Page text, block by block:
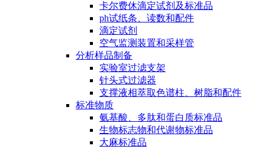
卡尔费休滴定试剂及标准品
ph试纸条、读数和配件
滴定试剂
空气监测装置和采样管
分析样品制备
实验室过滤支架
针头式过滤器
支撑液相萃取色谱柱、树脂和配件
标准物质
氨基酸、多肽和蛋白质标准品
生物标志物和代谢物标准品
大麻标准品